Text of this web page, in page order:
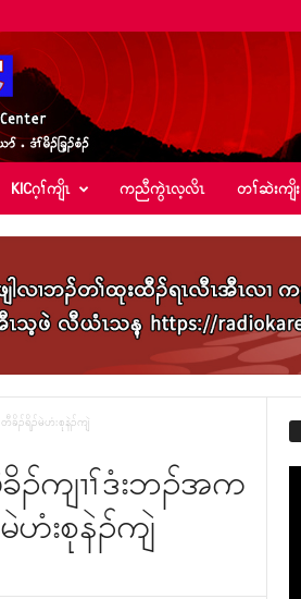
KICဂ့ၢ်ကျိၤ ကညီကွဲၤလ့လိၤ တၢ်ဆဲးကျိး
ခိၣ်ရိၣ်မဲဟံးစုနဲၣ်ကျဲ
ၣ်ကျၢၢ်ဒံးဘၣ်အက
းစုနဲၣ်ကျဲ